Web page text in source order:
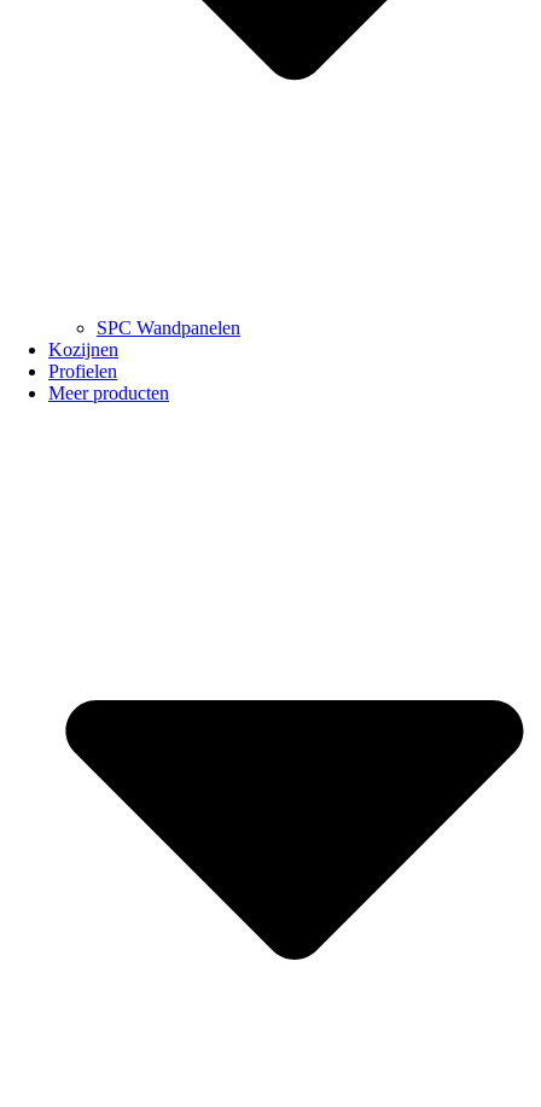
SPC Wandpanelen
Kozijnen
Profielen
Meer producten